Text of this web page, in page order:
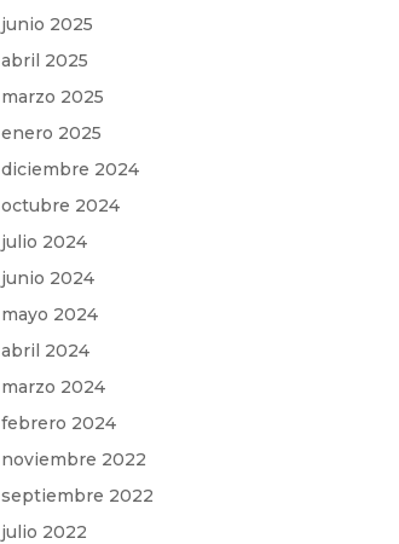
junio 2025
abril 2025
marzo 2025
enero 2025
diciembre 2024
octubre 2024
julio 2024
junio 2024
mayo 2024
abril 2024
marzo 2024
febrero 2024
noviembre 2022
septiembre 2022
julio 2022